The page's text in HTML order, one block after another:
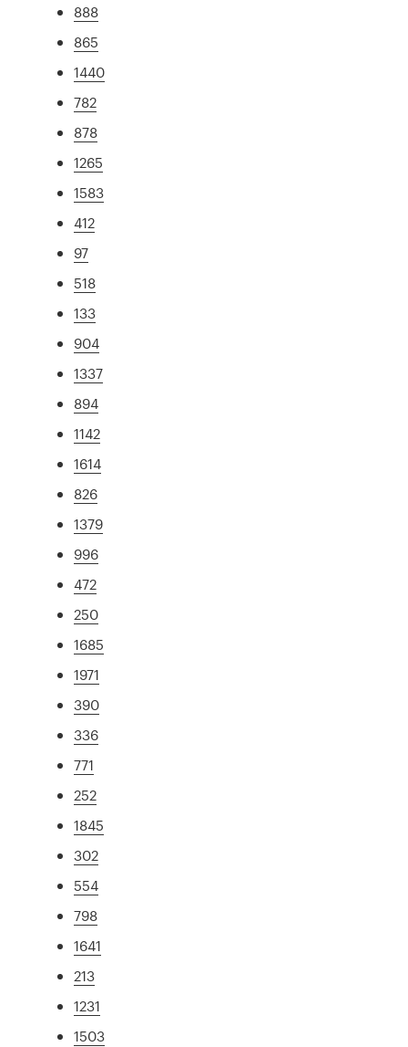
888
865
1440
782
878
1265
1583
412
97
518
133
904
1337
894
1142
1614
826
1379
996
472
250
1685
1971
390
336
771
252
1845
302
554
798
1641
213
1231
1503